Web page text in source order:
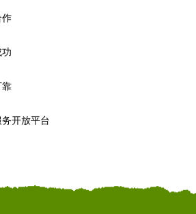
作
靠
开放平台